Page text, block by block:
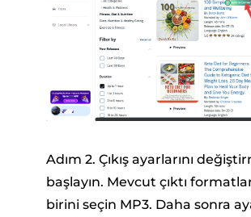
Adım 2. Çıkış ayarlarını
başlayın. Mevcut çıktı
birini seçin MP3. Daha sonra